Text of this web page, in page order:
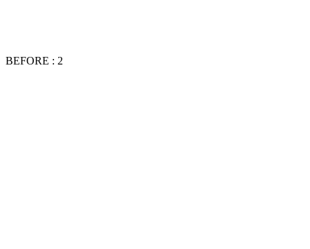
BEFORE : 2